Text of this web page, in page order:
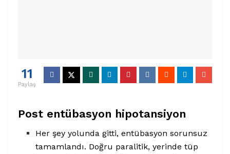
11
Paylaş
Post entübasyon hipotansiyon
Her şey yolunda gitti, entübasyon sorunsuz
tamamlandı. Doğru paralitik, yerinde tüp